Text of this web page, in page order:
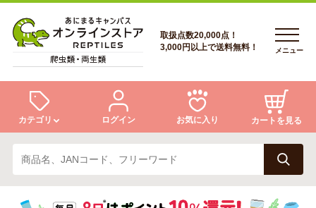
取扱点数20,000点！
3,000円以上で送料無料！
メニュー
カテゴリ
トカゲ ヘビ
ログイン お気に入り カートを見る